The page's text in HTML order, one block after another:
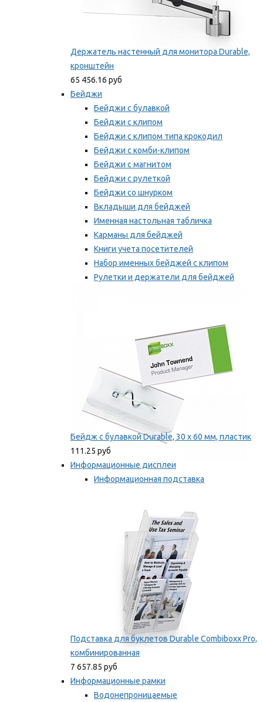
Держатель настенный для монитора Durable,
кронштейн
65 456.16 руб
Бейджи
Бейджи с булавкой
Бейджи с клипом
Бейджи с клипом типа крокодил
Бейджи с комби-клипом
Бейджи с магнитом
Бейджи с рулеткой
Бейджи со шнурком
Вкладыши для бейджей
Именная настольная табличка
Карманы для бейджей
Книги учета посетителей
Набор именных бейджей с клипом
Рулетки и держатели для бейджей
Бейдж с булавкой Durable, 30 х 60 мм, пластик
111.25 руб
Информационные дисплеи
Информационная подставка
Подставка для буклетов Durable Combiboxx Pro,
комбинированная
7 657.85 руб
Информационные рамки
Водонепроницаемые